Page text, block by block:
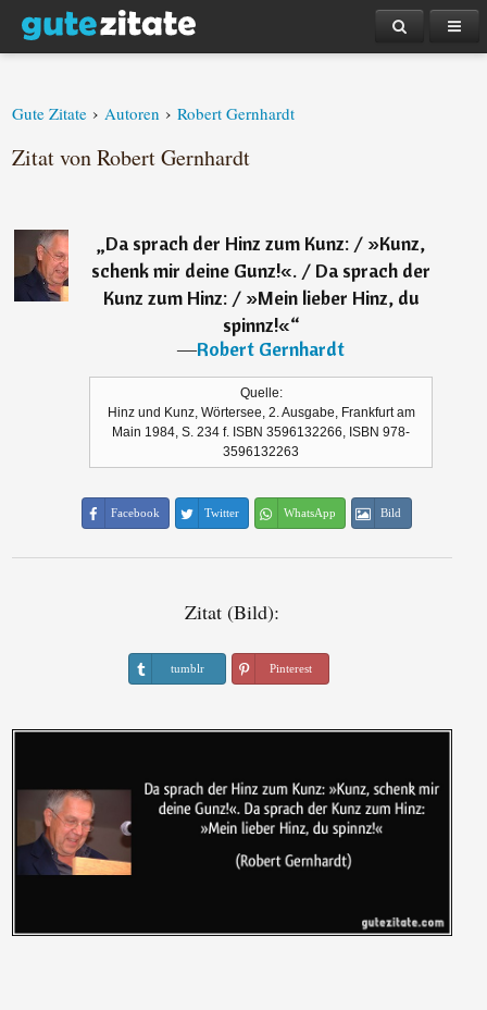
Gute Zitate › Autoren › Robert Gernhardt
Zitat von Robert Gernhardt
„Da sprach der Hinz zum Kunz: / »Kunz,
schenk mir deine Gunz!«. / Da sprach der
Kunz zum Hinz: / »Mein lieber Hinz, du
spinnz!«“
―Robert Gernhardt
Quelle:
Hinz und Kunz, Wörtersee, 2. Ausgabe, Frankfurt am
Main 1984, S. 234 f. ISBN 3596132266, ISBN 978-
3596132263
Facebook Twitter WhatsApp Bild
Zitat (Bild):
tumblr Pinterest